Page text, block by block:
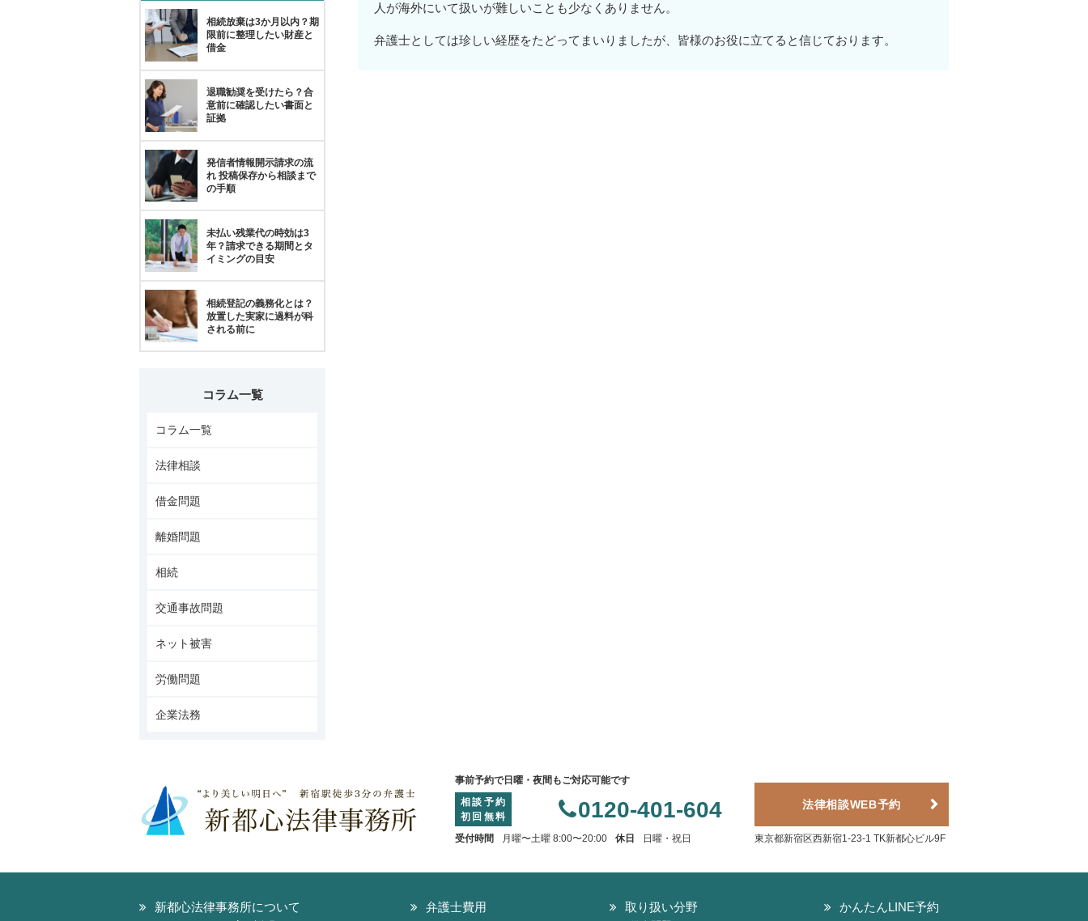
人が海外にいて扱いが難しいことも少なくありません。
弁護士としては珍しい経歴をたどってまいりましたが、皆様のお役に立てると信じております。
相続放棄は3か月以内？期
限前に整理したい財産と
借金
退職勧奨を受けたら？合
意前に確認したい書面と
証拠
発信者情報開示請求の流
れ 投稿保存から相談まで
の手順
未払い残業代の時効は3
年？請求できる期間とタ
イミングの目安
相続登記の義務化とは？
放置した実家に過料が科
される前に
コラム一覧
コラム一覧
法律相談
借金問題
離婚問題
相続
交通事故問題
ネット被害
労働問題
企業法務
事前予約で日曜・夜間もご対応可能です
相談予約
初回無料
0120-401-604
受付時間 月曜〜土曜 8:00〜20:00 休日 日曜・祝日
法律相談WEB予約
東京都新宿区西新宿1-23-1 TK新都心ビル9F
新都心法律事務所について
弁護士費用
取り扱い分野
かんたんLINE予約